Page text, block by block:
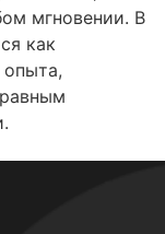
мгновении. В
как
опыта,